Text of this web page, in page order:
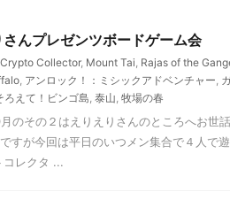
プレゼンツボードゲーム会
Crypto Collector, Mount Tai, Rajas of the
, アンロック！：ミシックアドベンチャー,
ろえて！ビンゴ島, 泰山, 牧場の春
のその２はえりえりさんのところへお世話
すが今回は平日のいつメン集合で４人で
レクタ ...